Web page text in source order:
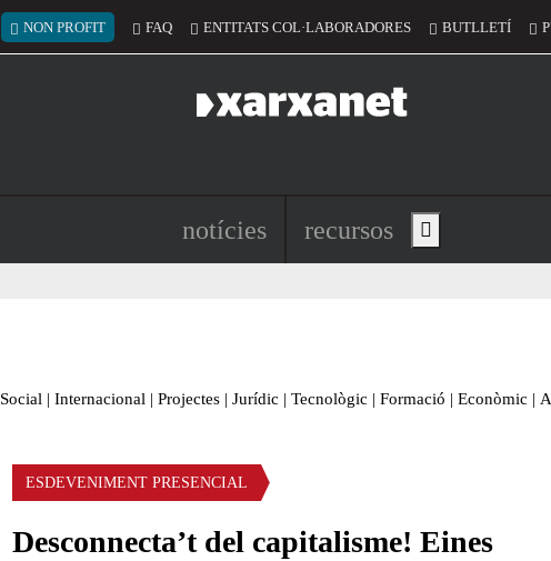
Menú del compte d'usuari
NON PROFIT FAQ ENTITATS COL·LABORADORES BUTLLETÍ
Navegació principal de
notícies recursos Show main menu
Social | Internacional | Projectes | Jurídic | Tecnològic | Formació | Econòmic |
ESDEVENIMENT PRESENCIAL
Desconnecta’t del capitalisme! Eines